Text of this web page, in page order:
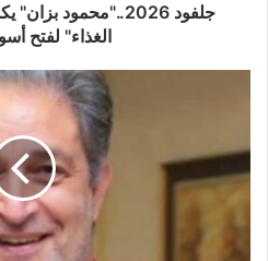
جلفود
الغذاء" لفتح